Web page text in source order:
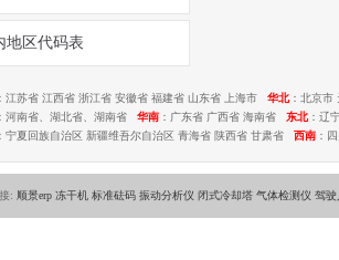
地区代码表
：江苏省 江西省 浙江省 安徽省 福建省 山东省 上海市 华北：北京市
：河南省、湖北省、湖南省 华南 ：广东省 广西省 海南省 东北：辽
宁夏回族自治区 新疆维吾尔自治区 青海省 陕西省 甘肃省 西南 ：
: 顺景erp 冻干机 标准砝码 振动分析仪 闭式冷却塔 气体检测仪 驾驶